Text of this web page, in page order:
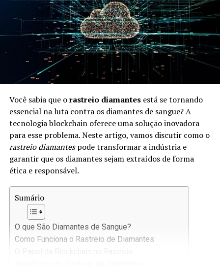
Você sabia que orastreio diamantesestá se tornando
essencial na luta contra os diamantes de sangue? A
tecnologia blockchain oferece uma solução inovadora
para esse problema. Neste artigo, vamos discutir como o
rastreio diamantespode transformar a indústria e
garantir que os diamantes sejam extraídos de forma
ética e responsável.
Sumário
O que São Diamantes de Sangue?
Como Funciona o Rastreio de Diamantes